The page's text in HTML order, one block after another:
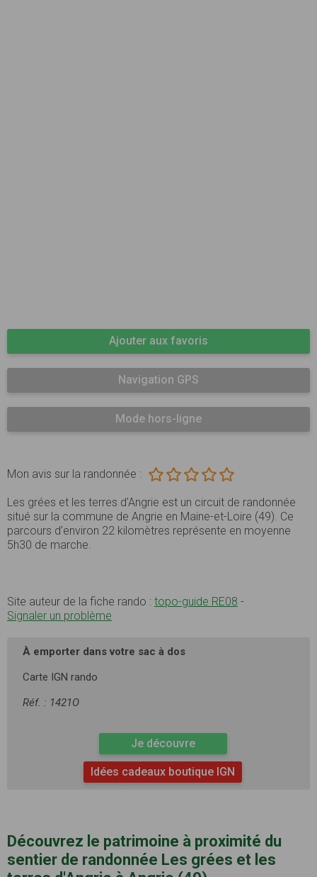
Ajouter aux favoris
Navigation GPS
Mode hors-ligne
Mon avis sur la randonnée :
Les grées et les terres d'Angrie est un circuit de randonnée
situé sur la commune de Angrie en Maine-et-Loire (49). Ce
parcours d’environ 22 kilomètres représente en moyenne
5h30 de marche.
Site auteur de la fiche rando : topo-guide RE08 -
Signaler un problème
À emporter dans votre sac à dos
Carte IGN rando
Réf. : 1421O
Je découvre
Idées cadeaux boutique IGN
Découvrez le patrimoine à proximité du
sentier de randonnée Les grées et les